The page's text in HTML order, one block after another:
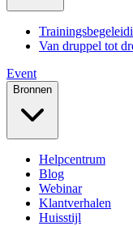
Van druppel tot
Event
Bronnen
Helpcentrum
Blog
Webinar
Klantverhalen
Huisstijl